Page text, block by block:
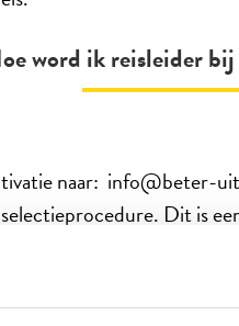
word ik reisleider
naar: info@beter-
Dit is
Beter Uit reisleider?